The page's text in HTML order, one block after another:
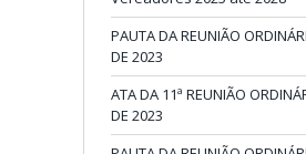
PAUTA DA REUNIÃO
DE 2023
ATA DA 11ª REUNIÃO
DE 2023